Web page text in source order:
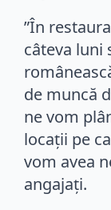
”În
câteva luni
de muncă
ne vom
locații pe
vom avea
angajați.